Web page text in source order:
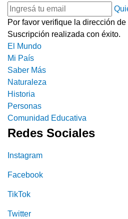
Por favor verifique la dirección de
Suscripción realizada con éxito.
El Mundo
Mi País
Saber Más
Naturaleza
Historia
Personas
Comunidad Educativa
Redes Sociales
Instagram
Facebook
TikTok
Twitter